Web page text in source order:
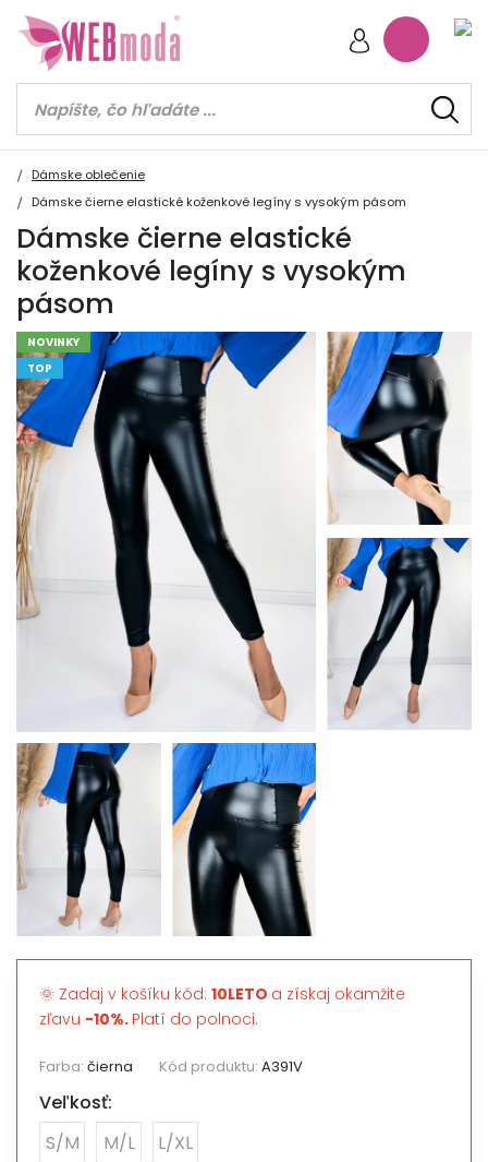
Dámske oblečenie
Dámske čierne elastické koženkové legíny s vysokým pásom
Dámske čierne elastické
koženkové legíny s vysokým
pásom
NOVINKY
TOP
🌞 Zadaj v košíku kód: 10LETO a získaj okamžite
zľavu -10%. Platí do polnoci.
Farba: čierna Kód produktu: A391V
Veľkosť:
S/M
M/L L/XL